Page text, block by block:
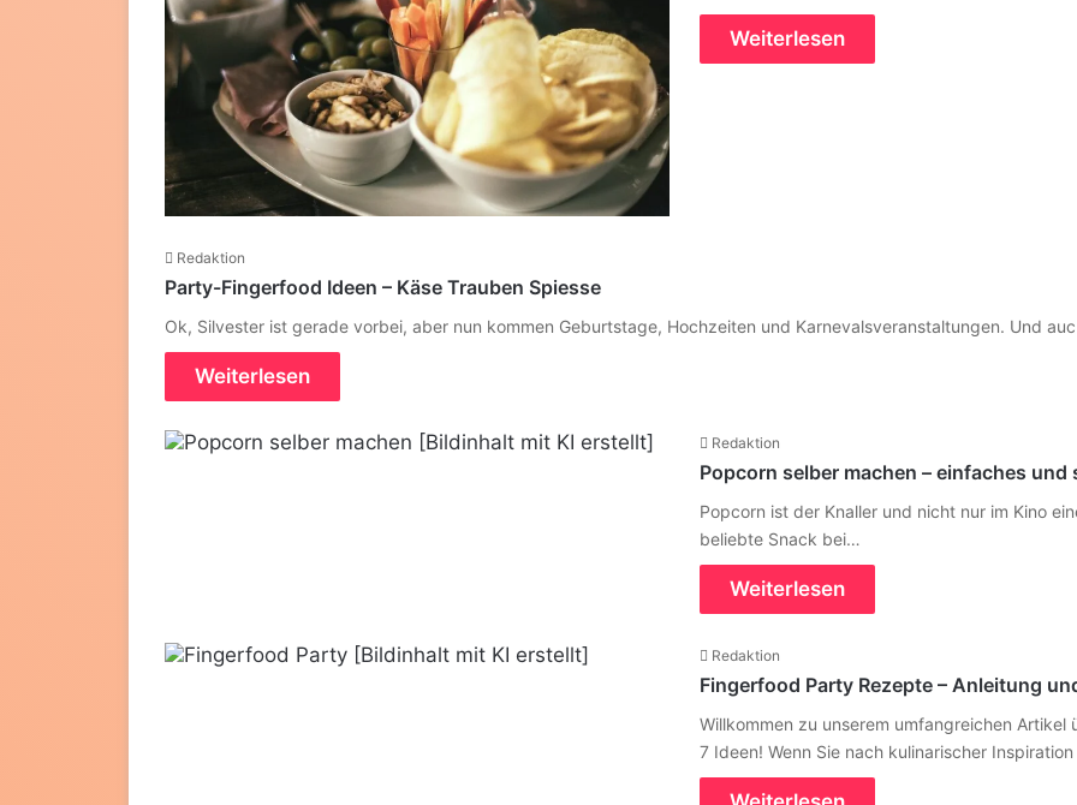
Weiterlesen
Redaktion
Party-Fingerfood Ideen – Käse Trauben Spiesse
Ok, Silvester ist gerade vorbei, aber nun kommen Geburtstage, Hochzeiten und Karnevalsveranstaltungen. Und
Weiterlesen
Redaktion
Popcorn selber machen – einfaches und
Popcorn ist der Knaller und nicht nur im Kino
beliebte Snack bei…
Weiterlesen
Redaktion
Fingerfood Party Rezepte – Anleitung
Willkommen zu unserem umfangreichen
7 Ideen! Wenn Sie nach kulinarischer